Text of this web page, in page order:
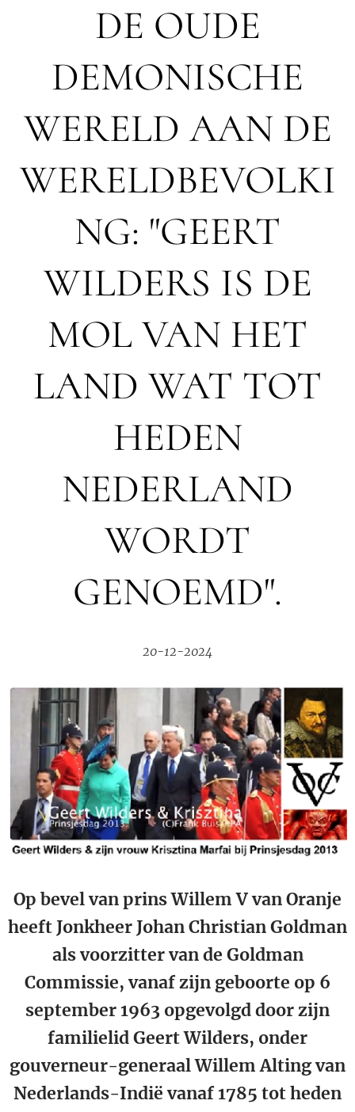
DE OUDE
DEMONISCHE
WERELD AAN DE
WERELDBEVOLKI
NG: "GEERT
WILDERS IS DE
MOL VAN HET
LAND WAT TOT
HEDEN
NEDERLAND
WORDT
GENOEMD".
20-12-2024
Op bevel van prins Willem V van Oranje
heeft Jonkheer Johan Christian Goldman
als voorzitter van de Goldman
Commissie, vanaf zijn geboorte op 6
september 1963 opgevolgd door zijn
familielid Geert Wilders, onder
gouverneur-generaal Willem Alting van
Nederlands-Indië vanaf 1785 tot heden